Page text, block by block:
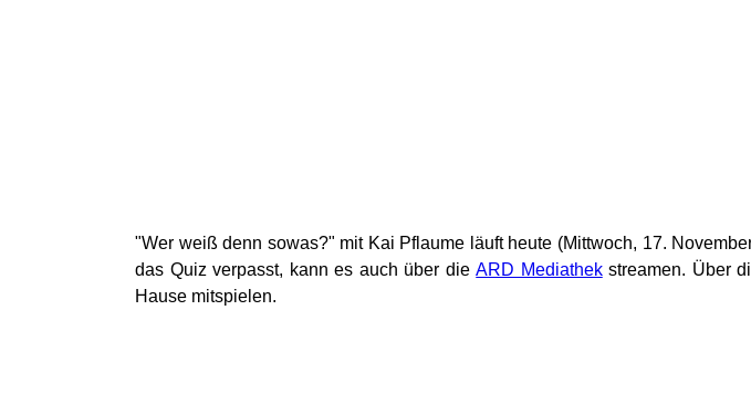
"Wer weiß denn sowas?" mit Kai Pflaume läuft heute (Mittwoch, 17.
das Quiz verpasst, kann es auch über dieARD Mediathekstreamen. Über
Hause mitspielen.